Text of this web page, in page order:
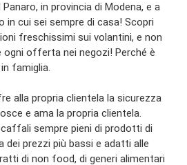
in provincia di Modena, e a
in cui sei sempre di casa! Scopri
freschissimi sui volantini, e non
ogni offerta nei negozi! Perché è
famiglia.
alla propria clientela la sicurezza
e ama la propria clientela.
sempre pieni di prodotti di
dei prezzi più bassi e adatti alle
di non food, di generi alimentari